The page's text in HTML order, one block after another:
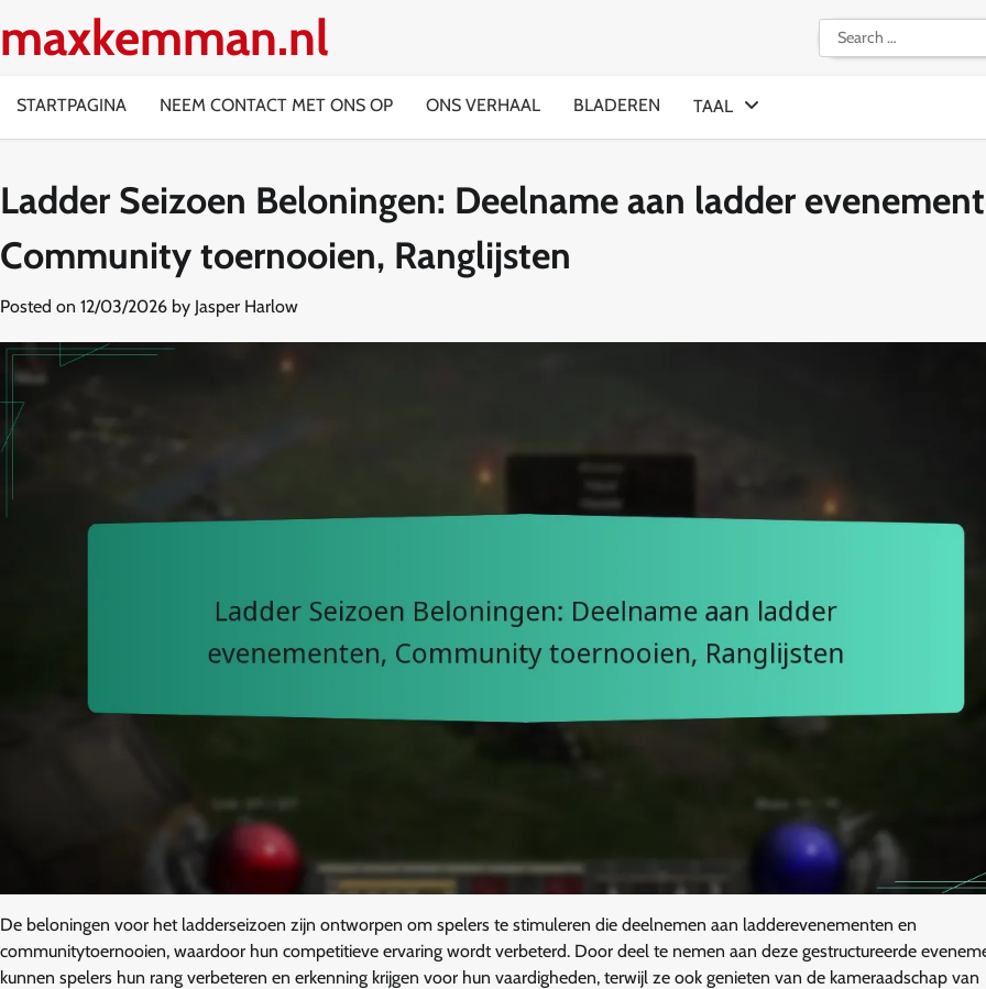
to
maxkemman.nl
Search
for:
STARTPAGINA NEEM CONTACT MET ONS OP ONS VERHAAL BLADEREN TAAL
Ladder Seizoen Beloningen: Deelname aan ladder
Community toernooien, Ranglijsten
Posted on 12/03/2026 by Jasper Harlow
De beloningen voor het ladderseizoen zijn ontworpen om spelers te stimuleren die deelnemen aan ladderevenementen en
communitytoernooien, waardoor hun competitieve ervaring wordt verbeterd. Door deel te nemen aan deze gestructureerde
kunnen spelers hun rang verbeteren en erkenning krijgen voor hun vaardigheden, terwijl ze ook genieten van de kameraadschap van